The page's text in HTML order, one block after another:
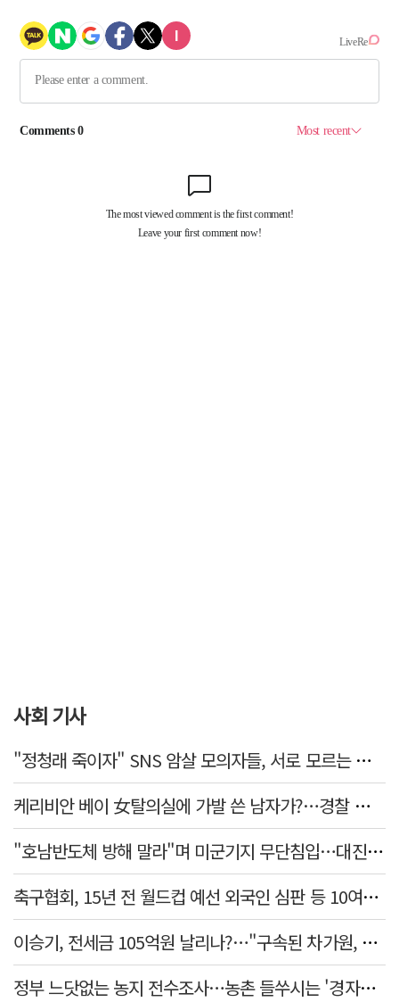
사회 기사
"정청래 죽이자" SNS 암살 모의자들, 서로 모르는 사이였다…檢송치
케리비안 베이 女탈의실에 가발 쓴 남자가?…경찰 추적 중
"호남반도체 방해 말라"며 미군기지 무단침입…대진연 회원 3명 '구속'
축구협회, 15년 전 월드컵 예선 외국인 심판 등 10여명에 '성 접대'
이승기, 전세금 105억원 날리나?…"구속된 차가원, 형사 범죄 영역"
정부 느닷없는 농지 전수조사…농촌 들쑤시는 '경자유전'의 칼날